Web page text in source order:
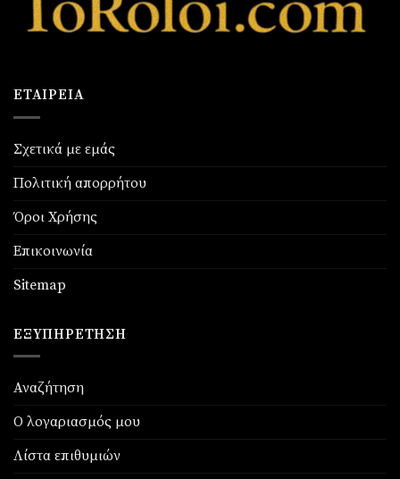
ΕΤΑΙΡΕΊΑ
Σχετικά με εμάς
Πολιτική απορρήτου
Όροι Χρήσης
Επικοινωνία
Sitemap
ΕΞΥΠΗΡΈΤΗΣΗ
Αναζήτηση
Ο λογαριασμός μου
Λίστα επιθυμιών